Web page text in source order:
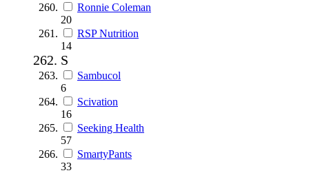
Ronnie Coleman
20
RSP Nutrition
14
S
Sambucol
6
Scivation
16
Seeking Health
57
SmartyPants
33